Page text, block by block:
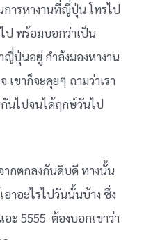
ารหางานที่ญี่ปุ่น โทรไป
ป พร้อมบอกว่าเป็น
ญี่ปุ่นอยู่ กำลังมองหางาน
เขาก็จะคุยๆ ถามว่าเรา
นไปจนได้ฤกษ์วันไป
กตกลงกันดิบดี ทางนั้น
อาอะไรไปวันนั้นบ้าง ซึ่ง
อะ 5555 ต้องบอกเขาว่า